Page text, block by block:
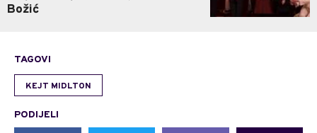
Božić
TAGOVI
KEJT MIDLTON
PODIJELI